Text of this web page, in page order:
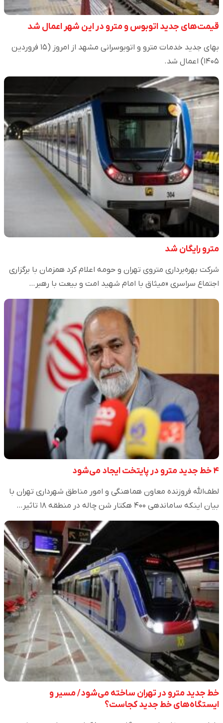
قیمت‌های جدید اتوبوس و مترو در این شهر اعمال شد
بهای جدید خدمات مترو و اتوبوسرانی مشهد از امروز (۱۵ فروردین
۱۴۰۵) اعمال شد.
مترو رایگان شد
شرکت بهره‌برداری متروی تهران و حومه اعلام کرد همزمان با برگزاری
اجتماع سراسری «میثاق با امام شهید امت و بیعت با رهبر…
۴ خط جدید مترو در پایتخت ایجاد می‌شود
لطف‌الله فروزنده معاون هماهنگی و امور مناطق شهرداری تهران با
بیان اینکه ساماندهی ۴۰۰ هکتار شن چاله در منطقه ۱۸ تاثیر…
خط جدید مترو در تهران ساخته می‌شود/ مسیر و
ایستگاه‌های خط جدید کجاست؟